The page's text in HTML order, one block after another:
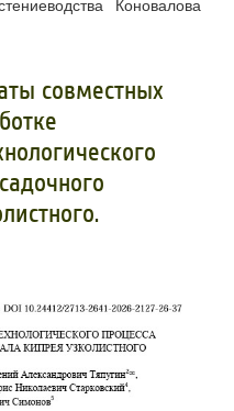
совместных